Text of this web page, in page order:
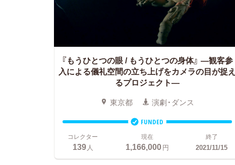
『もうひとつの眼 / もうひとつの身体』 ―観客参
入による儀礼空間の立ち上げをカメラの目が捉え
るプロジェクト―
東京都 演劇・ダンス
FUNDED
コレクター
139人
現在
1,166,000円
終了
2021/11/15